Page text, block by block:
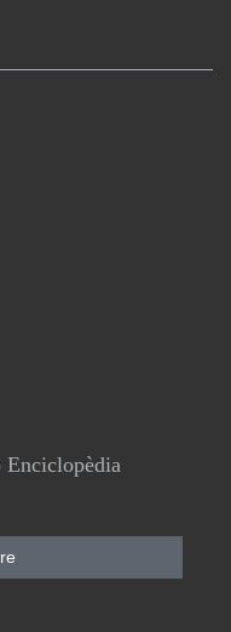
Enciclopèdia